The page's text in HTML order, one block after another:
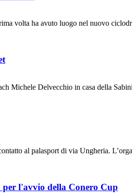
volta ha avuto luogo nel nuovo
Michele Delvecchio in casa della
al palasport di via Ungheria.
per l'avvio della Conero Cup